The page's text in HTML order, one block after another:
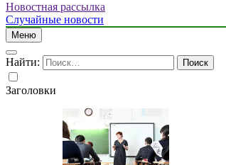
Новостная рассылка
Случайные новости
Меню
Найти:
Заголовки